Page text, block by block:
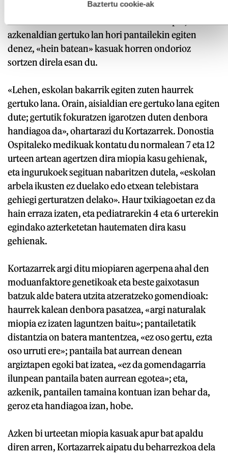
esplizitua ematen diguzu.Gehiago irakurri
Baztertu cookie-ak
pantailekin izaten da», gehitu du Kortazarrek.
azkenaldian gertuko lan hori pantailekin egiten
denez, «hein batean» kasuak horren ondorioz
sortzen direla esan du.
«Lehen, eskolan bakarrik egiten zuten haurrek
gertuko lana. Orain, aisialdian ere gertuko lana egiten
dute; gertutik fokuratzen igarotzen duten denbora
handiagoa da», ohartarazi du Kortazarrek. Donostia
Ospitaleko medikuak kontatu du normalean 7 eta 12
urteen artean agertzen dira miopia kasu gehienak,
eta ingurukoek segituan nabaritzen dutela, «eskolan
arbela ikusten ez duelako edo etxean telebistara
gehiegi gerturatzen delako». Haur txikiagoetan ez da
hain erraza izaten, eta pediatrarekin 4 eta 6 urterekin
egindako azterketetan hautematen dira kasu
gehienak.
Kortazarrek argi ditu miopiaren agerpena ahal den
moduanfaktore genetikoak eta beste gaixotasun
batzuk alde batera utzita atzeratzeko gomendioak:
haurrek kalean denbora pasatzea, «argi naturalak
miopia ez izaten laguntzen baitu»; pantailetatik
distantzia on batera mantentzea, «ez oso gertu, ezta
oso urruti ere»; pantaila bat aurrean denean
argiztapen egoki bat izatea, «ez da gomendagarria
ilunpean pantaila baten aurrean egotea»; eta,
azkenik, pantailen tamaina kontuan izan behar da,
geroz eta handiagoa izan, hobe.
Azken bi urteetan miopia kasuak apur bat apaldu
diren arren, Kortazarrek aipatu du beharrezkoa dela